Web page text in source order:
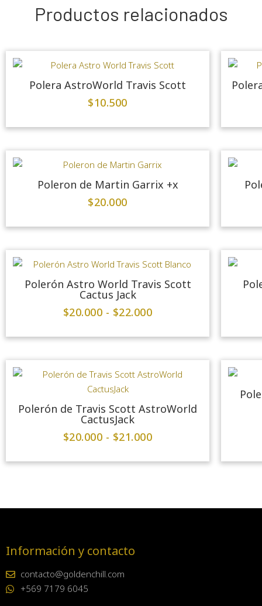
Productos relacionados
Polera AstroWorld Travis Scott
$10.500
Poleron de Martin Garrix +x
$20.000
Polerón Astro World Travis Scott
Cactus Jack
$20.000 - $22.000
Polerón de Travis Scott AstroWorld
CactusJack
$20.000 - $21.000
Información y contacto
contacto@goldenchill.com
+569 7179 6045